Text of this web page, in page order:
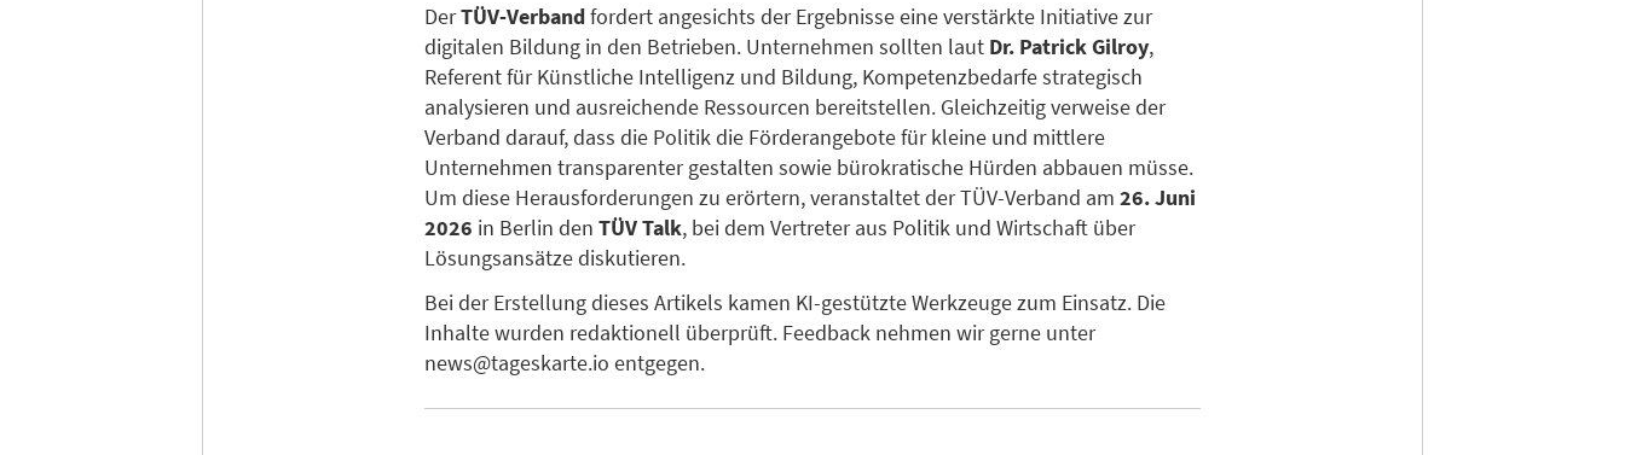
DerTÜV-Verbandfordert angesichts der Ergebnisse eine verstärkte Initiative zur
digitalen Bildung in den Betrieben. Unternehmen sollten laut Dr. Patrick Gilroy,
Referent für Künstliche Intelligenz und Bildung, Kompetenzbedarfe strategisch
analysieren und ausreichende Ressourcen bereitstellen. Gleichzeitig verweise der
Verband darauf, dass die Politik die Förderangebote für kleine und mittlere
Unternehmen transparenter gestalten sowie bürokratische Hürden abbauen müsse.
Um diese Herausforderungen zu erörtern, veranstaltet der TÜV-Verband am 26. Juni
2026 in Berlin den TÜV Talk, bei dem Vertreter aus Politik und Wirtschaft über
Lösungsansätze diskutieren.
Bei der Erstellung dieses Artikels kamen KI-gestützte Werkzeuge zum Einsatz. Die
Inhalte wurden redaktionell überprüft. Feedback nehmen wir gerne unter
news@tageskarte.io entgegen.